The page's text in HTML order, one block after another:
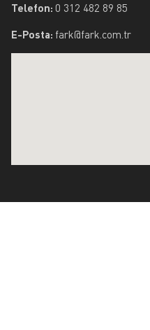
Telefon: 0 312 482 89 85
E-Posta: fark@fark.com.tr